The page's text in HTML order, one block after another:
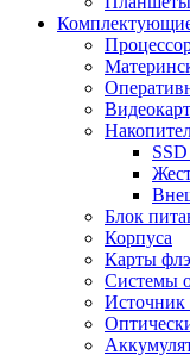
Блок
Корпуса
Карты
Системы
Источник